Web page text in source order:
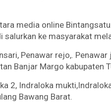
media online
ke masyarakat
Penawar rejo,. Penawar
Banjar Margo kabupaten
2, Indraloka
Bawang Barat.